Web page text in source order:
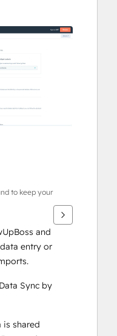
to keep your
and
entry or
Sync by
is shared